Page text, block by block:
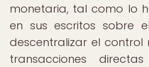
monetaria, tal como lo
en sus escritos sobre
descentralizar el
transacciones